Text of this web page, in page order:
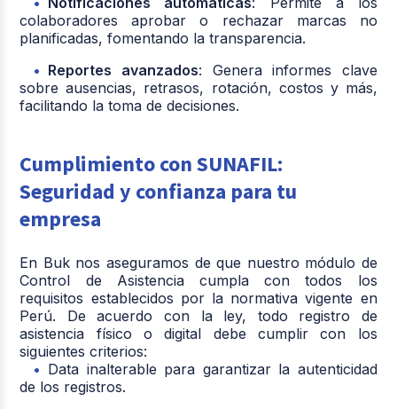
colaboradores aprobar o rechazar marcas no
planificadas, fomentando la transparencia.
Reportes avanzados: Genera informes clave
sobre ausencias, retrasos, rotación, costos y más,
facilitando la toma de decisiones.
Cumplimiento con SUNAFIL:
Seguridad y confianza para tu
empresa
En Buk nos aseguramos de que nuestro módulo de
Control de Asistencia cumpla con todos los
requisitos establecidos por la normativa vigente en
Perú. De acuerdo con la ley, todo registro de
asistencia físico o digital debe cumplir con los
siguientes criterios:
Data inalterable para garantizar la autenticidad
de los registros.